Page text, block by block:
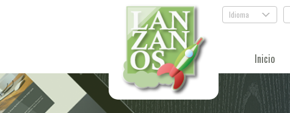
Idioma .
Inicio